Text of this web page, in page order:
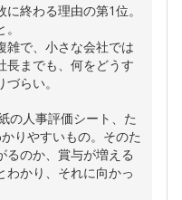
終わる理由の第1位。
雑で、小さな会社では
長までも、何をどうす
らい。
の人事評価シート、た
りやすいもの。そのた
るのか、賞与が増える
わかり、それに向かっ